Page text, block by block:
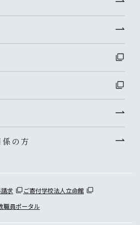
の方
求 ご寄付学校法人立命館
職員ポータル